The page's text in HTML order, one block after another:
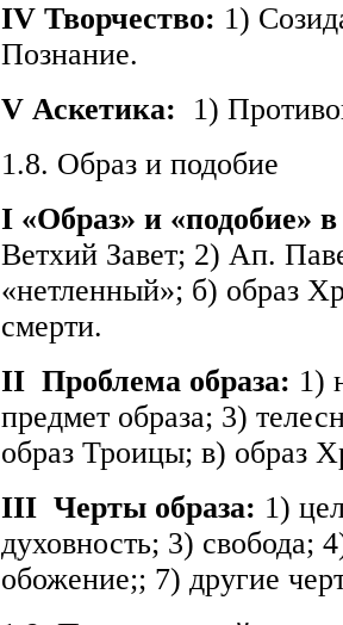
IV Творчество: 1)
Познание.
V Аскетика:
1)
1.8. Образ и подобие
I «Образ» и
Ветхий Завет; 2) Ап.
«нетленный»; б) образ
смерти.
II Проблема образа: 1)
предмет образа; 3)
образ Троицы; в) образ
III Черты образа: 1)
духовность; 3) свобода;
обожение;; 7) другие